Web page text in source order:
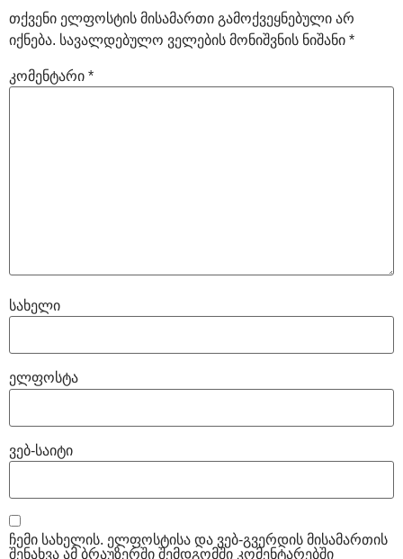
თქვენი ელფოსტის მისამართი გამოქვეყნებული არ
იქნება. სავალდებულო ველების მონიშვნის ნიშანი *
კომენტარი *
სახელი
ელფოსტა
ვებ-საიტი
ჩემი სახელის. ელფოსტისა და ვებ-გვერდის მისამართის
შენახვა ამ ბრაუზერში შემდგომში კომენტარებში